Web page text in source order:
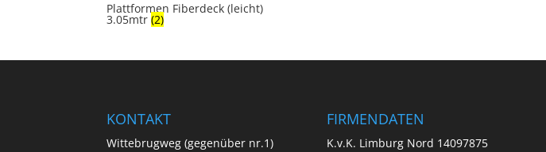
Plattformen Fiberdeck (leicht)
3.05mtr(2)
KONTAKT
Wittebrugweg (gegenüber nr.1)
FIRMENDATEN
K.v.K. Limburg Nord 14097875